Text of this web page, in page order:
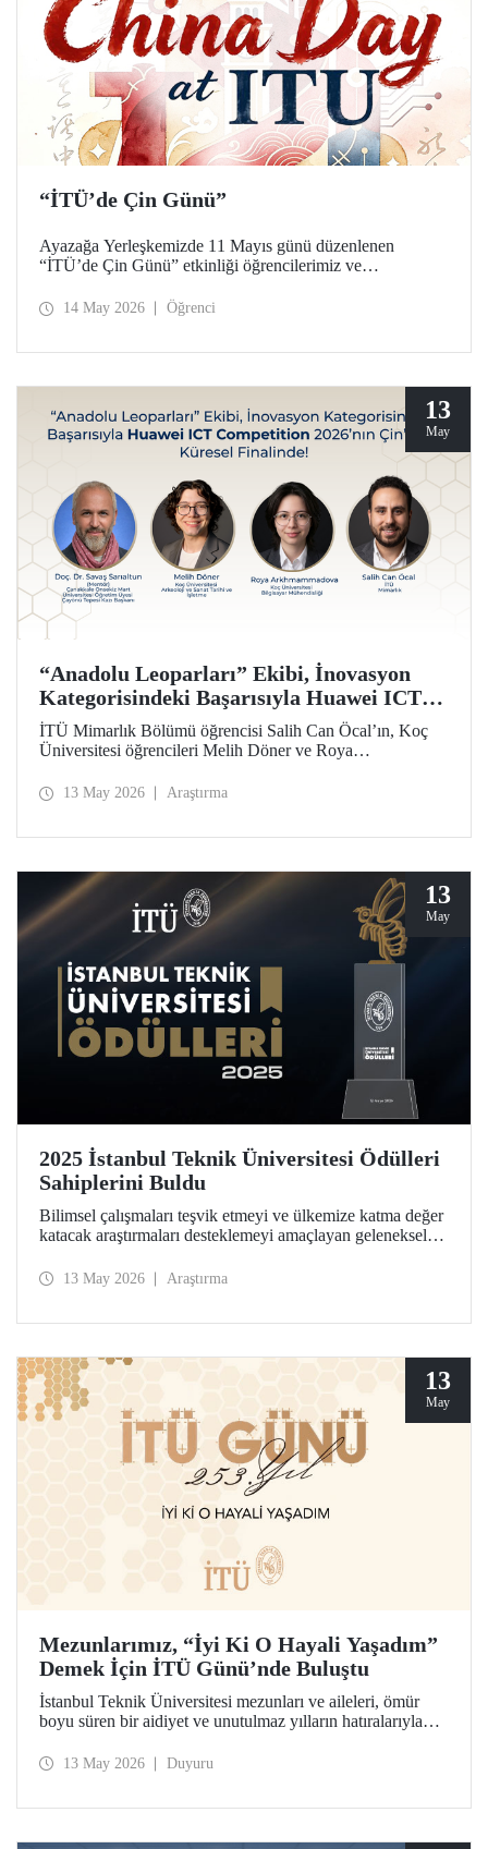
“İTÜ’de Çin Günü”
Ayazağa Yerleşkemizde 11 Mayıs günü düzenlenen
“İTÜ’de Çin Günü” etkinliği öğrencilerimiz ve
14 May 2026 Öğrenci
13
May
“Anadolu Leoparları” Ekibi, İnovasyon
Kategorisindeki Başarısıyla Huawei ICT
Competition 2026’nın Çin’deki Küresel
Finalinde!
İTÜ Mimarlık Bölümü öğrencisi Salih Can Öcal’ın, Koç
Üniversitesi öğrencileri Melih Döner ve Roya
ekibi, “Çayönü AI-VR Experience” isimli projesiyle
13 May 2026 Araştırma
13
May
2025 İstanbul Teknik Üniversitesi Ödülleri
Sahiplerini Buldu
Bilimsel çalışmaları teşvik etmeyi ve ülkemize katma değer
katacak araştırmaları desteklemeyi amaçlayan geleneksel
isimler, Ayazağa Yerleşkemizdeki törende onurlandırıldı.
13 May 2026 Araştırma
13
May
Mezunlarımız, “İyi Ki O Hayali Yaşadım”
Demek İçin İTÜ Günü’nde Buluştu
İstanbul Teknik Üniversitesi mezunları ve aileleri, ömür
boyu süren bir aidiyet ve unutulmaz yılların hatıralarıyla
70 yıl ve ötesine uzanan kuşaklar, İTÜ’lü olabilme
13 May 2026 Duyuru